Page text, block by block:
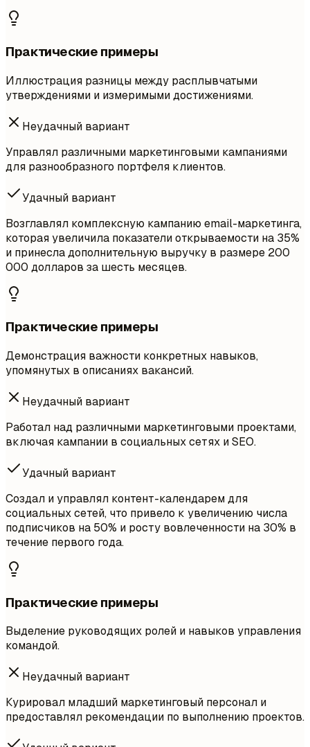
Практические примеры
Иллюстрация разницы между расплывчатыми
утверждениями и измеримыми достижениями.
Неудачный вариант
Управлял различными маркетинговыми кампаниями
для разнообразного портфеля клиентов.
Удачный вариант
Возглавлял комплексную кампанию email-маркетинга,
которая увеличила показатели открываемости на 35%
и принесла дополнительную выручку в размере 200
000 долларов за шесть месяцев.
Практические примеры
Демонстрация важности конкретных навыков,
упомянутых в описаниях вакансий.
Неудачный вариант
Работал над различными маркетинговыми проектами,
включая кампании в социальных сетях и SEO.
Удачный вариант
Создал и управлял контент-календарем для
социальных сетей, что привело к увеличению числа
подписчиков на 50% и росту вовлеченности на 30% в
течение первого года.
Практические примеры
Выделение руководящих ролей и навыков управления
командой.
Неудачный вариант
Курировал младший маркетинговый персонал и
предоставлял рекомендации по выполнению проектов.